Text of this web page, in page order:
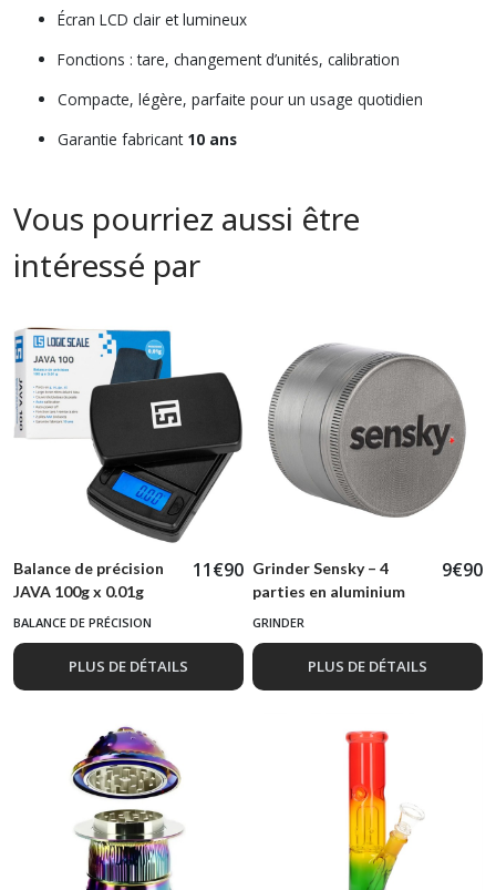
Écran LCD clair et lumineux
Fonctions : tare, changement d’unités, calibration
Compacte, légère, parfaite pour un usage quotidien
Garantie fabricant 10 ans
Vous pourriez aussi être
intéressé par
Balance de précision
JAVA 100g x 0.01g
11€90
BALANCE DE PRÉCISION
PLUS DE DÉTAILS
Grinder Sensky – 4
parties en aluminium
9€90
GRINDER
PLUS DE DÉTAILS